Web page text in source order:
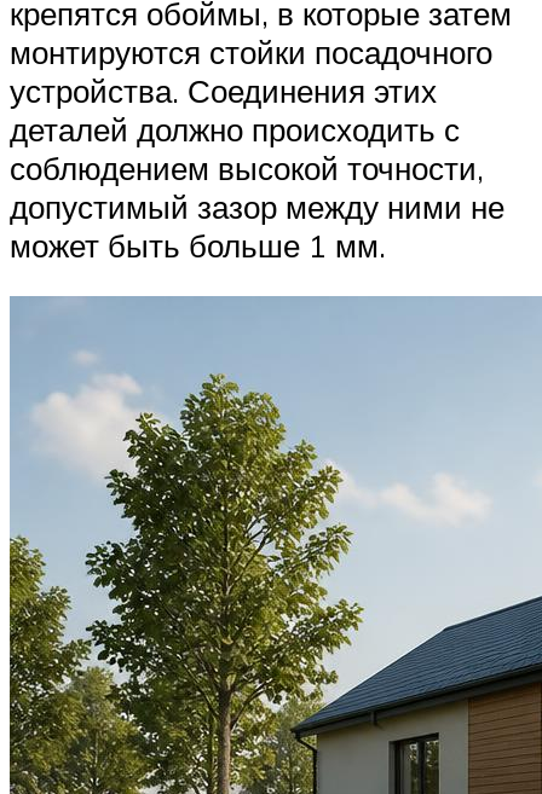
крепятся обоймы, в которые затем
монтируются стойки посадочного
устройства. Соединения этих
деталей должно происходить с
соблюдением высокой точности,
допустимый зазор между ними не
может быть больше 1 мм.